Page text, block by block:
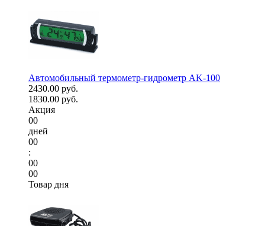
Автомобильный термометр-гидрометр AK-100
2430.00 руб.
1830.00 руб.
Акция
00
дней
00
:
00
00
Товар дня